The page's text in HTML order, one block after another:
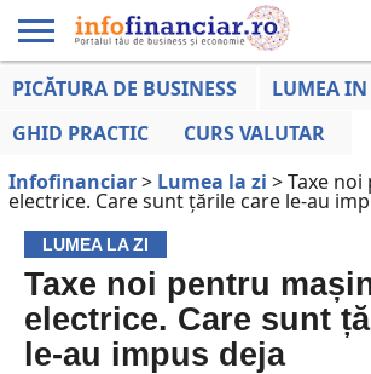
EDUCAȚIE
LA ZI
AFACERILOR
PICĂTURA DE BUSINESS
LUMEA IN
GHID PRACTIC
CURS VALUTAR
Infofinanciar> Lumea la zi >Taxe
electrice. Care sunt țările care le-au
LUMEA LA ZI
Taxe noi pentru
electrice. Care sunt
le-au impus deja